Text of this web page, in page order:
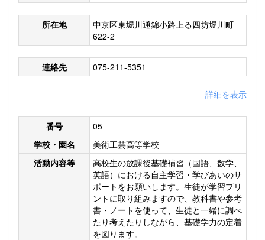
所在地
中京区東堀川通錦小路上る四坊堀川町
622-2
連絡先 075-211-5351
詳細を表示
番号
05
学校・園名
美術工芸高等学校
活動内容等
高校生の放課後基礎補習（国語、数学、
英語）における自主学習・学びあいのサ
ポートをお願いします。生徒が学習プリ
ントに取り組みますので、教科書や参考
書・ノートを使って、生徒と一緒に調べ
たり考えたりしながら、基礎学力の定着
を図ります。